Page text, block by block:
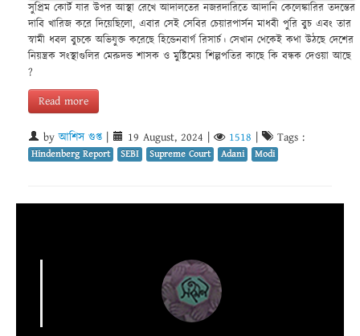
সুপ্রিম কোর্ট যার উপর আস্থা রেখে আদালতের নজরদারিতে আদানি কেলেঙ্কারির তদন্তের
দাবি খারিজ করে দিয়েছিলো, এবার সেই সেবির চেয়ারপার্সন মাধবী পুরি বুচ এবং তার
স্বামী ধবল বুচকে অভিযুক্ত করেছে হিন্ডেনবার্গ রিসার্চ। সেখান থেকেই কথা উঠছে দেশের
নিয়ন্ত্রক সংস্থাগুলির মেরুদন্ড শাসক ও মুষ্টিমেয় শিল্পপতির কাছে কি বন্ধক দেওয়া আছে
?
Read more
byআশিস গুপ্ত 19 August, 2024 1518 Tags :
Hindenberg Report SEBI Supreme Court Adani Modi